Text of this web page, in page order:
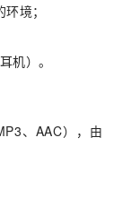
境；
机）。
、AAC），由